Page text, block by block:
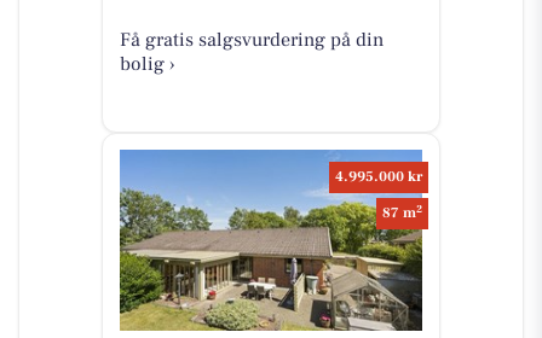
Få gratis salgsvurdering på din
bolig ›
4.995.000 kr
87 m2